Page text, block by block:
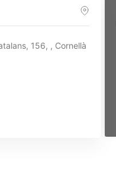
156, , Cornellà